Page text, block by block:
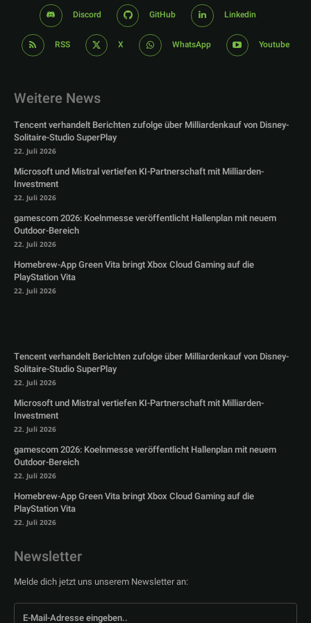
Discord GitHub Linkedin
RSS X WhatsApp Youtube
Weitere News
Tencent verhandelt Berichten zufolge über Milliardenkauf von Disney-
Solitaire-Studio SuperPlay
22. Juli 2026
Microsoft und Mistral vertiefen KI-Partnerschaft mit Milliarden-
Investment
22. Juli 2026
gamescom 2026: Koelnmesse veröffentlicht Hallenplan mit neuem
Outdoor-Bereich
22. Juli 2026
Homebrew-App Green Vita bringt Xbox Cloud Gaming auf die
PlayStation Vita
22. Juli 2026
Tencent verhandelt Berichten zufolge über Milliardenkauf von Disney-
Solitaire-Studio SuperPlay
22. Juli 2026
Microsoft und Mistral vertiefen KI-Partnerschaft mit Milliarden-
Investment
22. Juli 2026
gamescom 2026: Koelnmesse veröffentlicht Hallenplan mit neuem
Outdoor-Bereich
22. Juli 2026
Homebrew-App Green Vita bringt Xbox Cloud Gaming auf die
PlayStation Vita
22. Juli 2026
Newsletter
Melde dich jetzt uns unserem Newsletter an: